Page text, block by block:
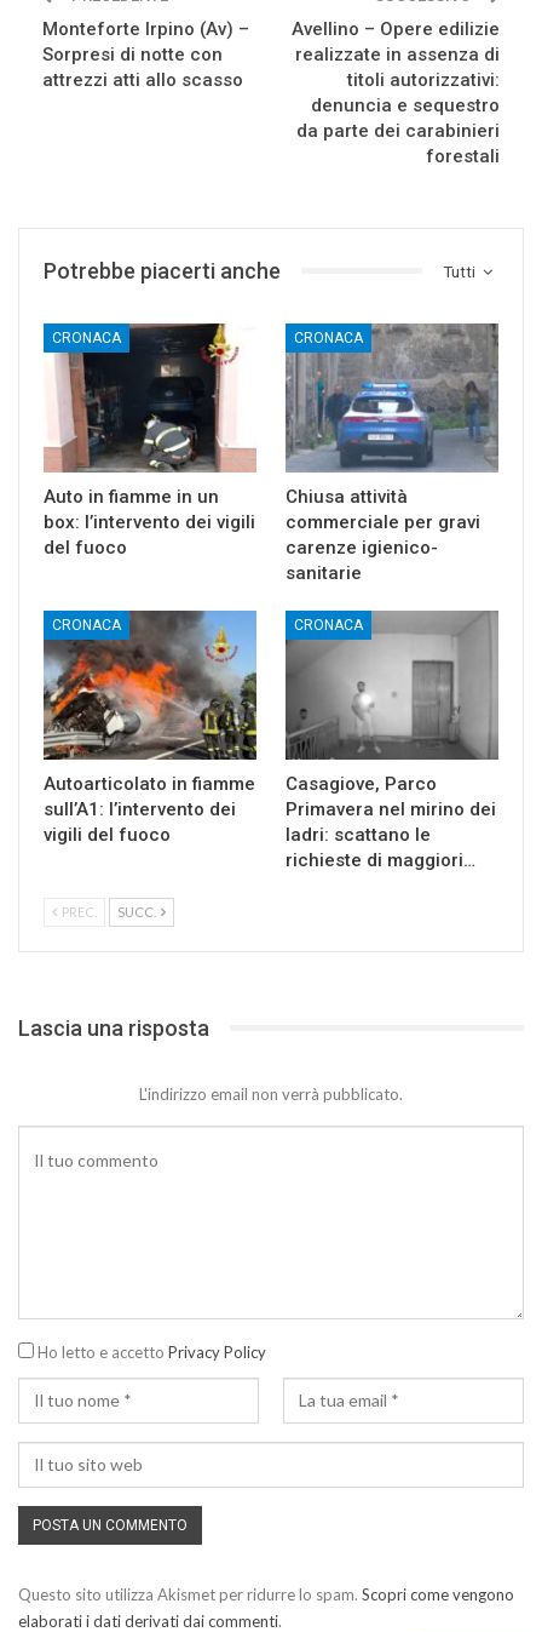
Monteforte Irpino (Av) –
Sorpresi di notte con
attrezzi atti allo scasso
Avellino – Opere edilizie
realizzate in assenza di
titoli autorizzativi:
denuncia e sequestro
da parte dei carabinieri
forestali
Tutti
Potrebbe piacerti anche
CRONACA
Auto in fiamme in un
box: l’intervento dei vigili
del fuoco
CRONACA
Chiusa attività
commerciale per gravi
carenze igienico-
sanitarie
CRONACA
Autoarticolato in fiamme
sull’A1: l’intervento dei
vigili del fuoco
CRONACA
Casagiove, Parco
Primavera nel mirino dei
ladri: scattano le
richieste di maggiori…
PREC. SUCC.
Lascia una risposta
L'indirizzo email non verrà pubblicato.
Ho letto e accetto Privacy Policy
Questo sito utilizza Akismet per ridurre lo spam. Scopri come vengono
elaborati i dati derivati dai commenti.